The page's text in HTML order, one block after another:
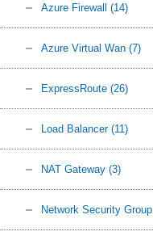
Azure Firewall (14)
Azure Virtual Wan (7)
ExpressRoute (26)
Load Balancer (11)
NAT Gateway (3)
Network Security Group